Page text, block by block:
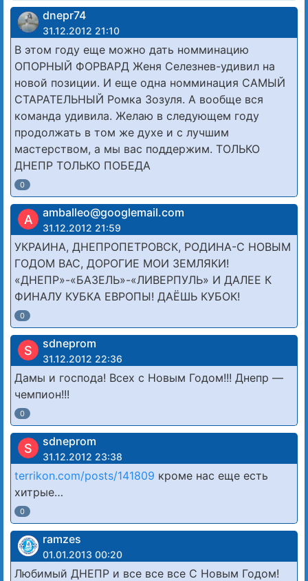
dnepr74
31.12.2012 21:10
В этом году еще можно дать номминацию
ОПОРНЫЙ ФОРВАРД Женя Селезнев-удивил на
новой позиции. И еще одна номминация САМЫЙ
СТАРАТЕЛЬНЫЙ Ромка Зозуля. A вообще вся
команда удивила. Желаю в следующем году
продолжать в том же духе и с лучшим
мастерством, а мы вас поддержим. ТОЛЬКО
ДНЕПР ТОЛЬКО ПОБЕДА
0
A amballeo@googlemail.com
31.12.2012 21:59
УКРАИНА, ДНЕПРОПЕТРОВСК, РОДИНА-С НОВЫМ
ГОДОМ ВАС, ДОРОГИЕ МОИ ЗЕМЛЯКИ!
«ДНЕПР»-«БАЗЕЛЬ»-«ЛИВЕРПУЛЬ» И ДАЛЕЕ К
ФИНАЛУ КУБКА ЕВРОПЫ! ДАЁШЬ КУБОК!
0
S sdneprom
31.12.2012 22:36
Дамы и господа! Всех с Новым Годом!!! Днепр —
чемпион!!!
0
S sdneprom
31.12.2012 23:38
terrikon.com/posts/141809 кроме нас еще есть
хитрые…
0
ramzes
01.01.2013 00:20
Любимый ДНЕПР и все все все С Новым Годом!